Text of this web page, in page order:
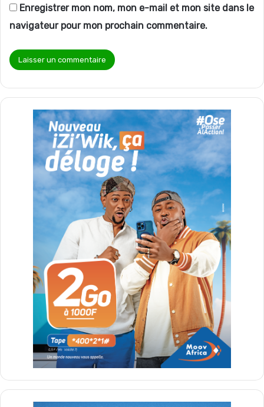
Enregistrer mon nom, mon e-mail et mon site dans le
navigateur pour mon prochain commentaire.